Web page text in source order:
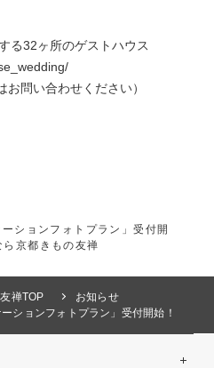
る32ヶ所のゲストハウス
お問い合わせください）
ションフォトプラン」受付開
京都きもの友禅
禅TOP
お知らせ
ションフォトプラン」受付開始！